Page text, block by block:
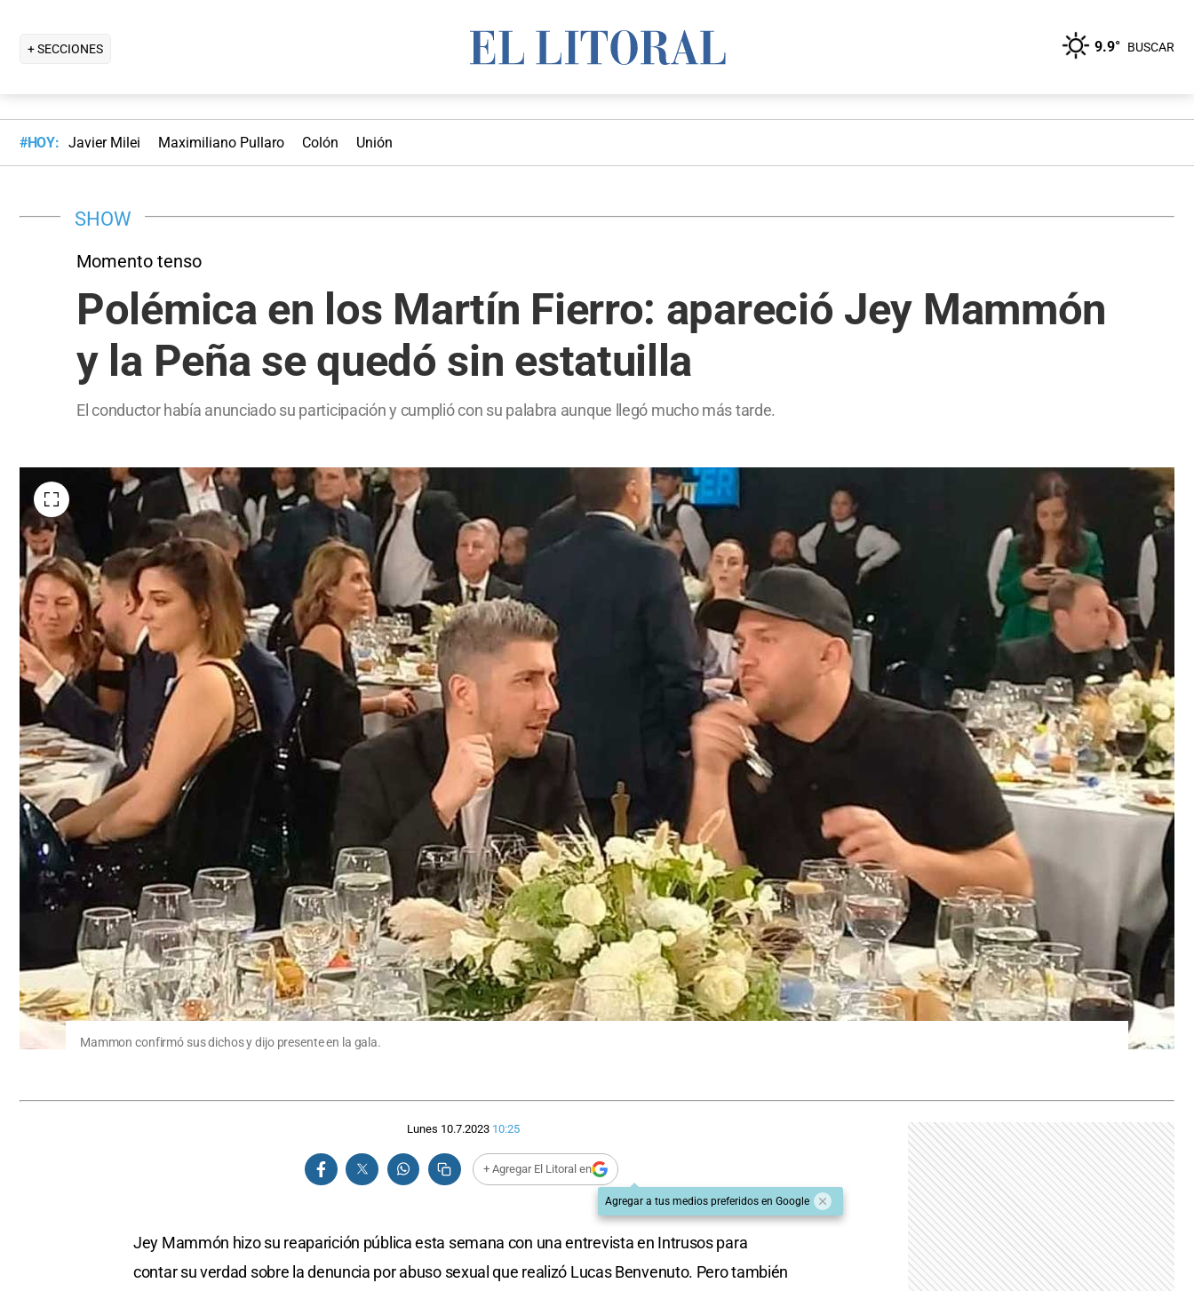
+ SECCIONES 9.9° BUSCAR
#HOY: Javier Milei Maximiliano Pullaro Colón Unión
SHOW
Momento tenso
Polémica en los Martín Fierro: apareció Jey Mammón
y la Peña se quedó sin estatuilla
El conductor había anunciado su participación y cumplió con su palabra aunque llegó mucho más tarde.
Mammon confirmó sus dichos y dijo presente en la gala.
Lunes 10.7.2023 10:25
+ Agregar El Litoral en
Agregar a tus medios preferidos en Google
Jey Mammón hizo su reaparición pública esta semana con una entrevista en Intrusos para
contar su verdad sobre la denuncia por abuso sexual que realizó Lucas Benvenuto. Pero también